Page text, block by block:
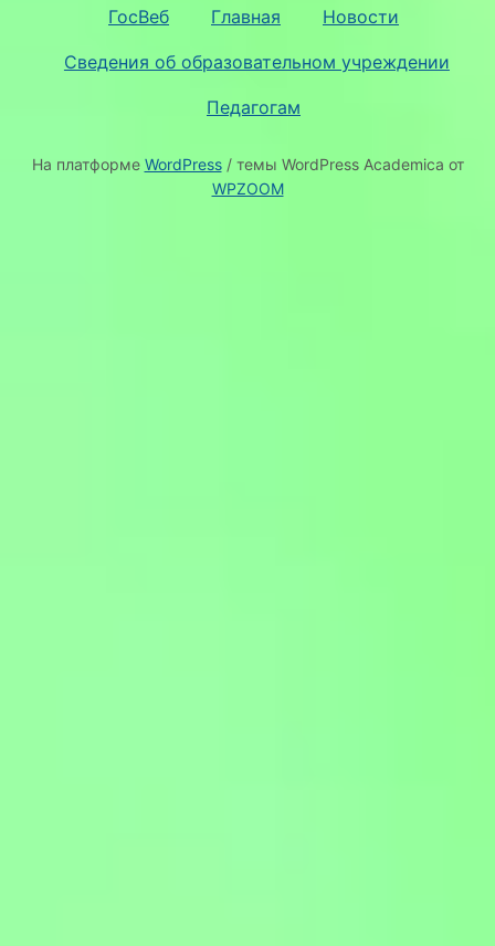
ГосВеб Главная Новости
Сведения об образовательном учреждении
Педагогам
На платформе WordPress/ темы WordPress Academica от
WPZOOM